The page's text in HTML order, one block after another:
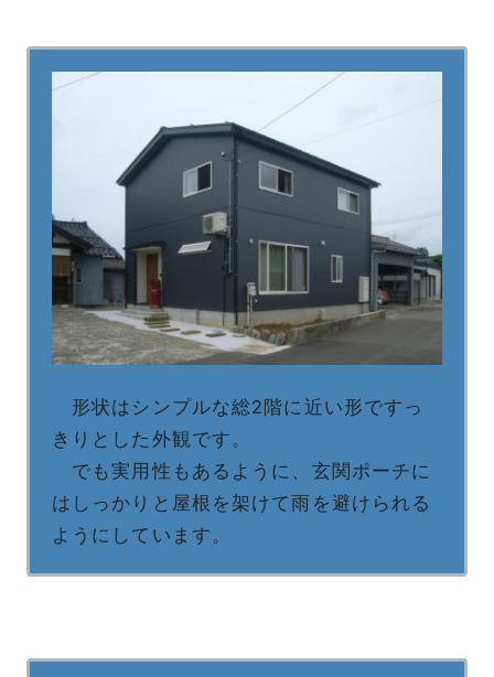
形状はシンプルな総2階に近い形ですっ
きりとした外観です。
でも実用性もあるように、玄関ポーチに
はしっかりと屋根を架けて雨を避けられる
ようにしています。